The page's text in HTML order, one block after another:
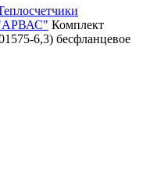
Комплект
6,3) бесфланцевое